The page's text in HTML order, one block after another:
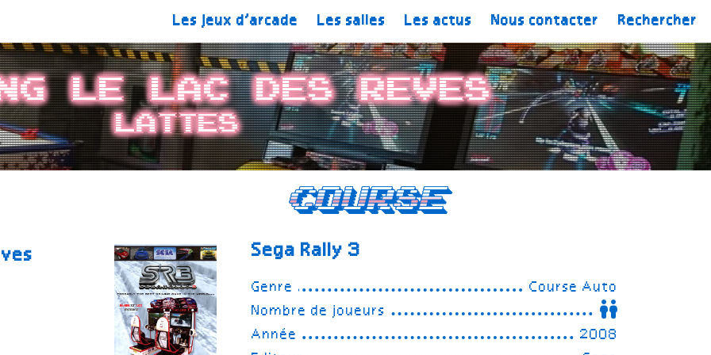
Les jeux d’arcade Les salles Les actus Nous contacter Rechercher
Le Lac des Reves
Lattes
Course
Sega Rally 3
Genre
Course Auto
Nombre de joueurs
Année
2008